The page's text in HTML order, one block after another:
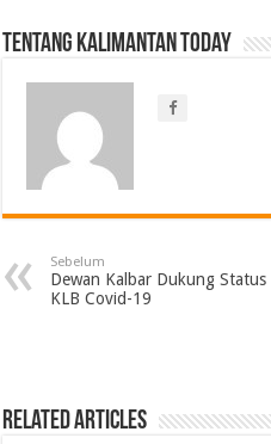
Tentang Kalimantan Today
Sebelum
Dewan Kalbar Dukung Status
KLB Covid-19
Related Articles